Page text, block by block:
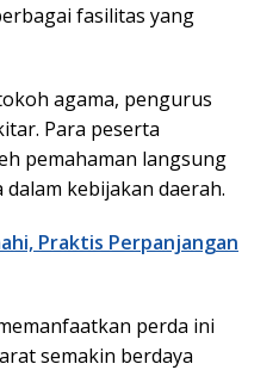
fasilitas yang
agama, pengurus
Para peserta
pemahaman langsung
kebijakan daerah.
Praktis Perpanjangan
perda ini
semakin berdaya